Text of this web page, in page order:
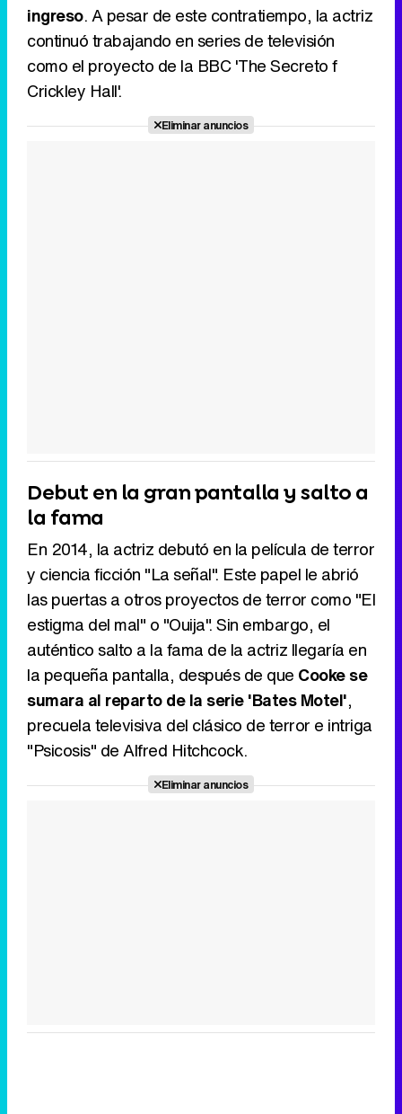
ingreso. A pesar de este contratiempo, la actriz
continuó trabajando en series de televisión
como el proyecto de la BBC 'The Secreto f
Crickley Hall'.
Eliminar anuncios
Debut en la gran pantalla y salto a
la fama
En 2014, la actriz debutó en la película de terror
y ciencia ficción "La señal". Este papel le abrió
las puertas a otros proyectos de terror como "El
estigma del mal" o "Ouija". Sin embargo, el
auténtico salto a la fama de la actriz llegaría en
la pequeña pantalla, después de que Cooke se
sumara al reparto de la serie 'Bates Motel',
precuela televisiva del clásico de terror e intriga
"Psicosis" de Alfred Hitchcock.
Eliminar anuncios